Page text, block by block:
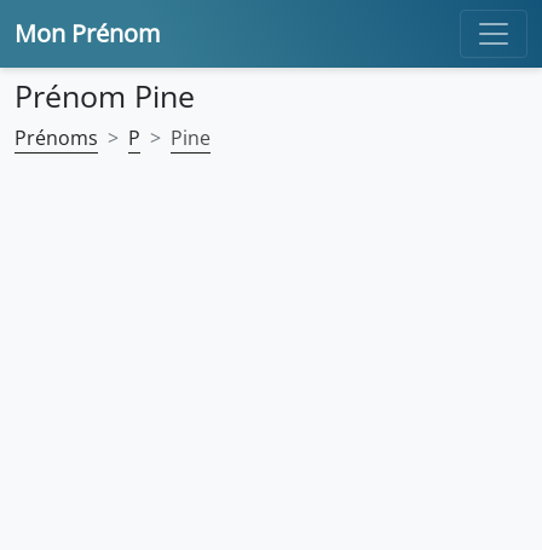
Mon Prénom
Prénom Pine
Prénoms P Pine